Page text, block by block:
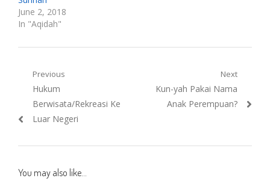
June 2, 2018
In "Aqidah"
Post
navigation
Previous
Previous
post:
Hukum
Berwisata/Rekreasi Ke
Luar Negeri
Next
Next
post:
Kun-yah Pakai Nama
Anak Perempuan?
You may also like...